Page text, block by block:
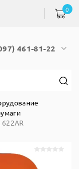
461-81-22
0